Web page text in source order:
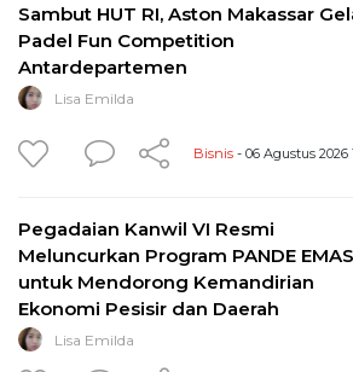
Sambut HUT RI, Aston Makassar
Padel Fun Competition
Antardepartemen
Lisa Emilda
Bisnis - 06 Agustus 2026
Pegadaian Kanwil VI Resmi
Meluncurkan Program PANDE EMAS
untuk Mendorong Kemandirian
Ekonomi Pesisir dan Daerah
Lisa Emilda